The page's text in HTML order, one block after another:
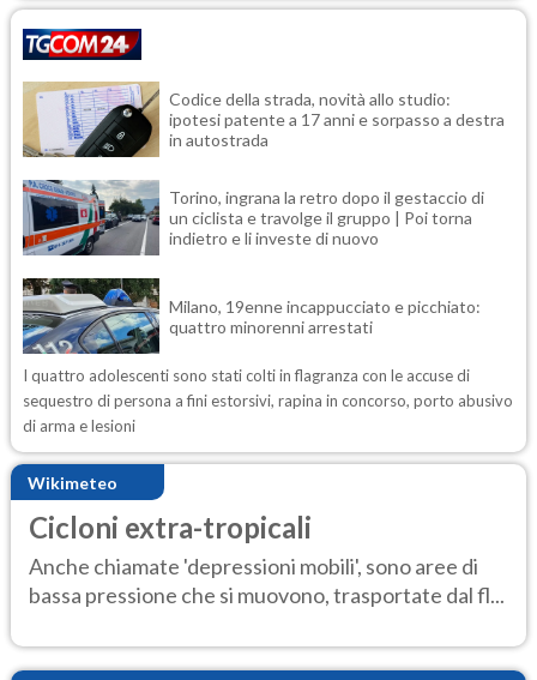
Codice della strada, novità allo studio:
ipotesi patente a 17 anni e sorpasso a destra
in autostrada
Torino, ingrana la retro dopo il gestaccio di
un ciclista e travolge il gruppo | Poi torna
indietro e li investe di nuovo
Milano, 19enne incappucciato e picchiato:
quattro minorenni arrestati
I quattro adolescenti sono stati colti in flagranza con le accuse di
sequestro di persona a fini estorsivi, rapina in concorso, porto abusivo
di arma e lesioni
Wikimeteo
Cicloni extra-tropicali
Anche chiamate 'depressioni mobili', sono aree di
bassa pressione che si muovono, trasportate dal fl...